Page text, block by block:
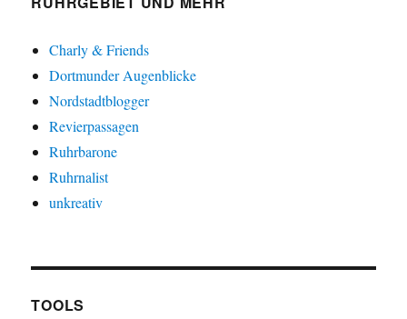
Charly & Friends
Dortmunder Augenblicke
Nordstadtblogger
Revierpassagen
Ruhrbarone
Ruhrnalist
unkreativ
TOOLS